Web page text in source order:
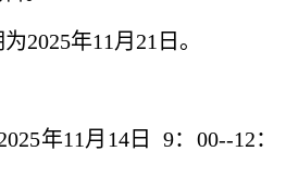
2025年11月21日。
年11月14日 9：00--12：